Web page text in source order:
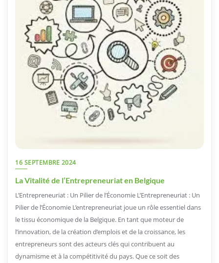
16 SEPTEMBRE 2024
La Vitalité de l’Entrepreneuriat en Belgique
L’Entrepreneuriat : Un Pilier de l’Économie L’Entrepreneuriat : Un
Pilier de l’Économie L’entrepreneuriat joue un rôle essentiel dans
le tissu économique de la Belgique. En tant que moteur de
l’innovation, de la création d’emplois et de la croissance, les
entrepreneurs sont des acteurs clés qui contribuent au
dynamisme et à la compétitivité du pays. Que ce soit des